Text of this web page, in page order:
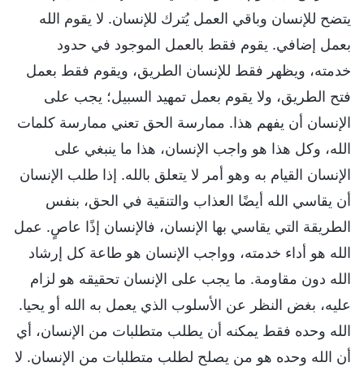
يتضح للإنسان وباقي العمل يُترك للإنسان. لا يقوم الله
بعمل إضافي. يقوم فقط بالعمل الموجود في حدود
خدمته، ويظهر فقط للإنسان الطريق، ويقوم فقط بعمل
فتح الطريق، ولا يقوم بعمل تمهيد السبيل؛ يجب على
الإنسان أن يفهم هذا. ممارسة الحق تعني ممارسة كلمات
الله، وكل هذا هو واجب الإنسان، هذا ما ينبغي على
الإنسان القيام به وهو أمر لا يتعلق بالله. إذا طلب الإنسان
أن يقاسي الله أيضًا العذاب والتنقية في الحق، بنفس
الطريقة التي يقاسي بها الإنسان، فالإنسان إذًا عاصٍ. عمل
الله هو أداء خدمته، وواجب الإنسان هو طاعة كل إرشاد
الله دون مقاومة. ما يجب على الإنسان تحقيقه هو لزام
عليه، بغض النظر عن الأسلوب الذي يعمل به الله أو يحيا.
الله وحده فقط يمكنه أن يطلب متطلبات من الإنسان، أي
أن الله وحده هو من يصلح لطلب متطلبات من الإنسان. لا